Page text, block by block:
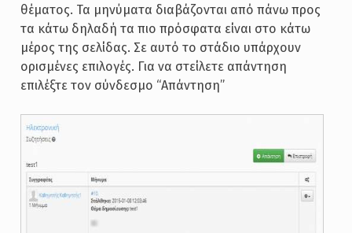
θέματος. Τα μηνύματα διαβάζονται από πάνω προς
τα κάτω δηλαδή τα πιο πρόσφατα είναι στο κάτω
μέρος της σελίδας. Σε αυτό το στάδιο υπάρχουν
ορισμένες επιλογές. Για να στείλετε απάντηση
επιλέξτε τον σύνδεσμο “Απάντηση”